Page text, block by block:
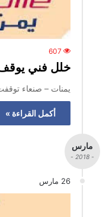
607
خلل فني
يمنات – صنعاء
أكمل القراءة »
مارس
- 2018 -
26 مارس